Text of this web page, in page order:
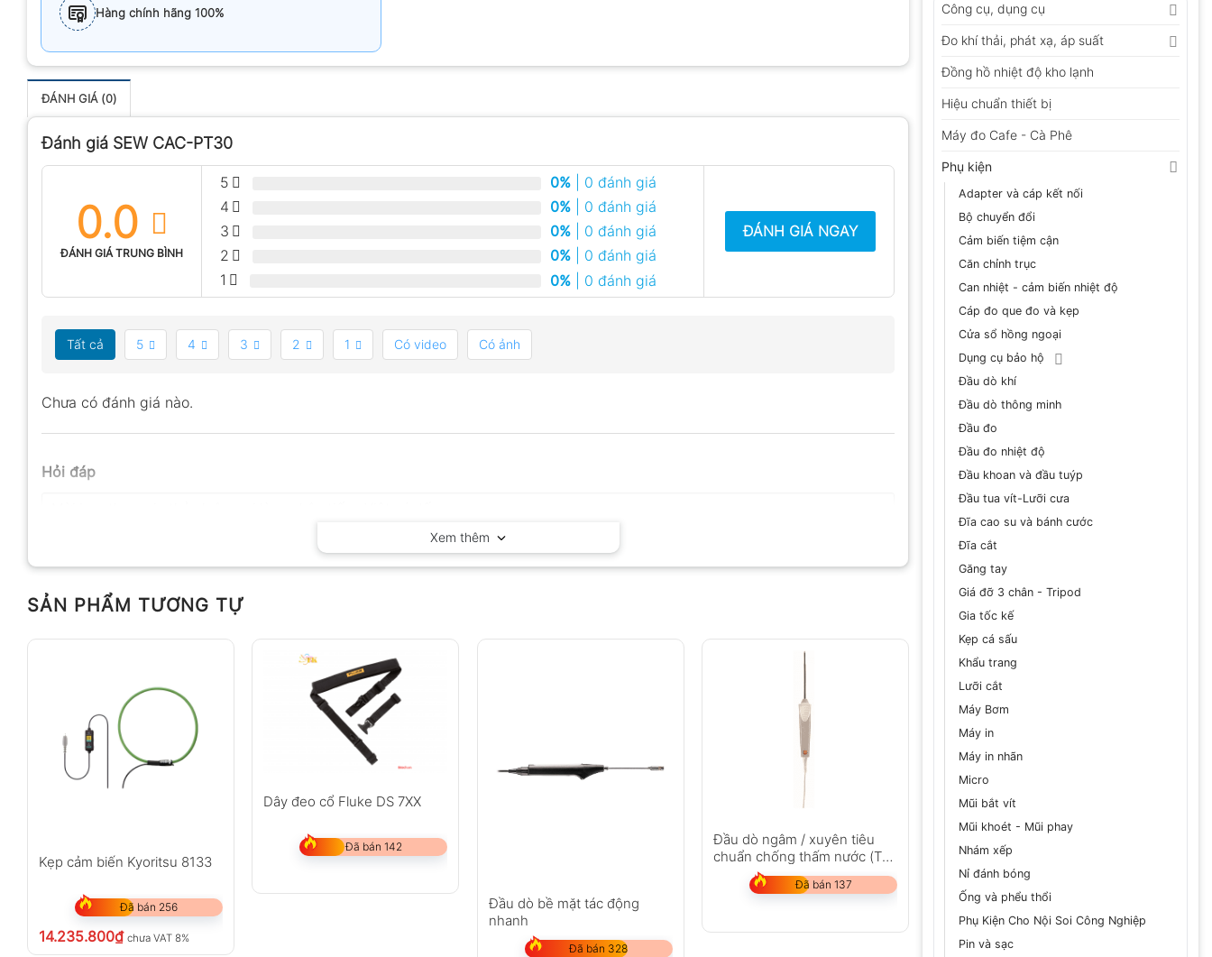
Công cụ, dụng cụ
Đo khí thải, phát xạ, áp suất
Đồng hồ nhiệt độ kho lạnh
Hiệu chuẩn thiết bị
Máy đo Cafe - Cà Phê
Phụ kiện
Adapter và cáp kết nối
Bộ chuyển đổi
Cảm biến tiệm cận
Căn chỉnh trục
Can nhiệt - cảm biến nhiệt độ
Cáp đo que đo và kẹp
Cửa sổ hồng ngoại
Dụng cụ bảo hộ
Đầu dò khí
Đầu dò thông minh
Đầu đo
Đầu đo nhiệt độ
Đầu khoan và đầu tuýp
Đầu tua vít-Lưỡi cưa
Đĩa cao su và bánh cước
Đĩa cắt
Găng tay
Giá đỡ 3 chân - Tripod
Gia tốc kế
Kẹp cá sấu
Khẩu trang
Lưỡi cắt
Máy Bơm
Máy in
Máy in nhãn
Micro
Mũi bắt vít
Mũi khoét - Mũi phay
Nhám xếp
Nỉ đánh bóng
Ống và phểu thổi
Phụ Kiện Cho Nội Soi Công Nghiệp
Pin và sạc
Hàng chính hãng 100%
ĐÁNH GIÁ (0)
Đánh giá SEW CAC-PT30
0.0
ĐÁNH GIÁ TRUNG BÌNH
5 0% | 0 đánh giá
4
0% | 0 đánh giá
3
0% | 0 đánh giá
2
0% | 0 đánh giá
1
0% | 0 đánh giá
ĐÁNH GIÁ NGAY
Tất cả 5 4 3 2 1 Có video Có ảnh
Chưa có đánh giá nào.
Hỏi đáp
Không có bình luận nào
Xem thêm
SẢN PHẨM TƯƠNG TỰ
Kẹp cảm biến Kyoritsu 8133
Đã bán 256
14.235.800₫ chưa VAT 8%
Dây đeo cổ Fluke DS 7XX
Đã bán 142
Đầu dò bề mặt tác động
nhanh
Đã bán 328
Đầu dò ngâm / xuyên tiêu
chuẩn chống thấm nước (TC
Đã bán 137